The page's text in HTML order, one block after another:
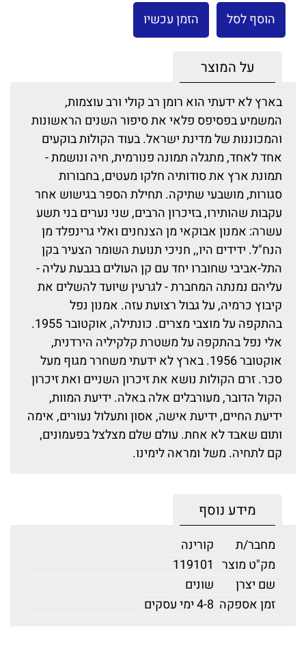
הוסף לסל הזמן עכשיו
על המוצר
בארץ לא ידעתי הוא רומן רב קולי ורב עוצמות,
המשמיע בפסיפס פלאי את סיפור השנים הראשונות
והמכוננות של מדינת ישראל. בעוד הקולות בוקעים
אחד לאחד, מתגלה תמונה פנורמית, חיה ונושמת -
תמונת ארץ את סודותיה חלקו מעטים, בחבורות
סגורות, מושבעי שתיקה. תחילת הספר בגישוש אחר
עקבות שהותירו, בזיכרון הרבים, שני נערים בני תשע
עשרה: אמנון אבוקאי מן הצנחנים ואלי גרינפלד מן
הנח"ל. ידידים היו,, חניכי תנועת השומר הצעיר בקן
התל-אביבי שחוברו יחד עם קן העולים בגבעת עליה -
עליהם נמנתה המחברת - לגרעין שיועד להשלים את
קיבוץ כרמיה, על גבול רצועת עזה. אמנון נפל
בהתקפה על מוצבי מצרים. כונתילה, אוקטובר 1955.
אלי נפל בהתקפה על משטרת קלקיליה הירדנית,
אוקטובר 1956. בארץ לא ידעתי משחרר מגוף מעל
סכר. זרם הקולות נושא את זיכרון השניים ואת זיכרון
הקול הדובר, מעורבלים אלה באלה. ידיעת המוות,
ידיעת החיים, ידיעת אישה, אסון ותעלול נעורים, אימה
ותום שאבד לא אחת. עולם שלם מצלצל בפעמונים,
קם לתחיה. משל ומראה לימינו.
מידע נוסף
מחבר/ת
קורינה
מק"ט מוצר 119101
שם יצרן
שונים
זמן אספקה 4-8 ימי עסקים